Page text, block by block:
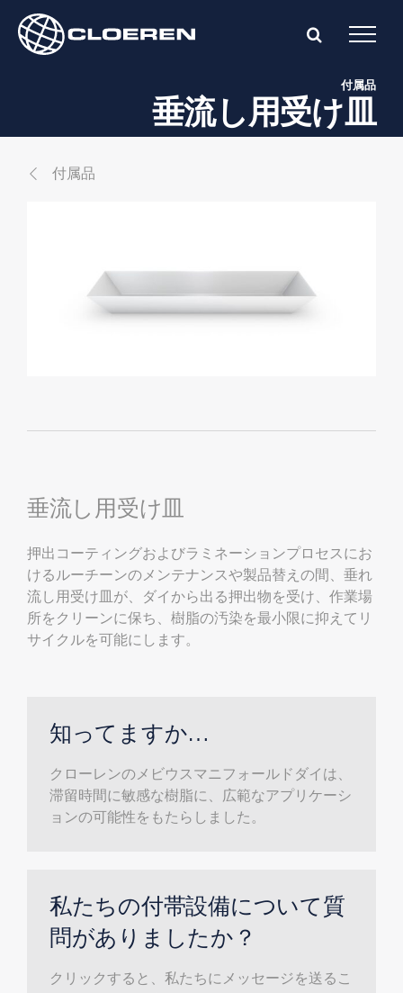
content
垂流し用受け皿
付属品
付属品
垂流し用受け皿
押出コーティングおよびラミネーションプロセスにお
けるルーチーンのメンテナンスや製品替えの間、垂れ
流し用受け皿が、ダイから出る押出物を受け、作業場
所をクリーンに保ち、樹脂の汚染を最小限に抑えてリ
サイクルを可能にします。
知ってますか…
クローレンのメビウスマニフォールドダイは、
滞留時間に敏感な樹脂に、広範なアプリケーシ
ョンの可能性をもたらしました。
私たちの付帯設備について質
問がありましたか？
クリックすると、私たちにメッセージを送るこ